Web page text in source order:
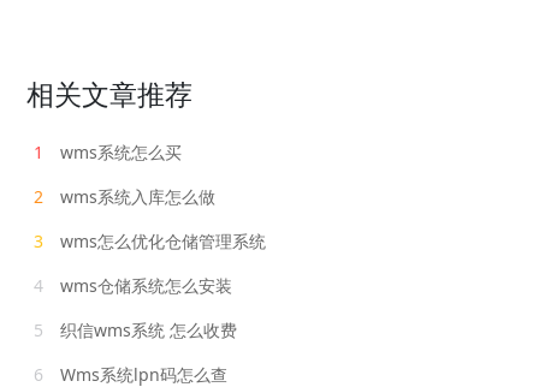
相关文章推荐
1
wms系统怎么买
2
wms系统入库怎么做
3
wms怎么优化仓储管理系统
4
wms仓储系统怎么安装
5
织信wms系统 怎么收费
6
Wms系统lpn码怎么查